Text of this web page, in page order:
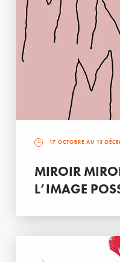
17 OCTOBRE AU 13
MIROIR
L’IMAGE